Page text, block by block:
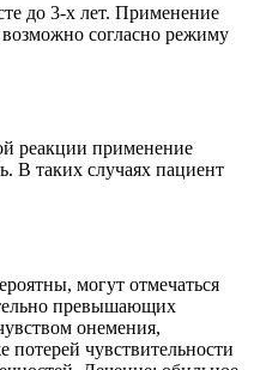
до 3-х лет. Применение
возможно согласно режиму
реакции применение
В таких случаях пациент
могут отмечаться
превышающих
онемения,
чувствительности